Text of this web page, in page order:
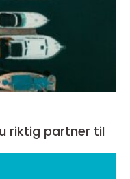
riktig partner til